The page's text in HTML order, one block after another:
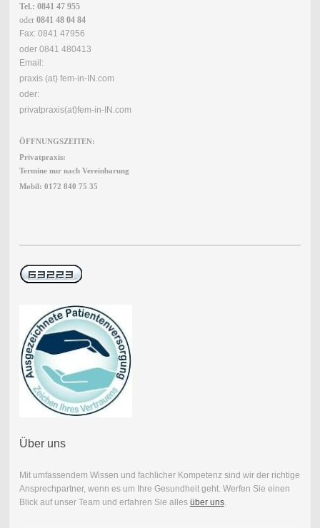
Tel.: 0841 47 955
oder 0841 48 04 84
Fax: 0841 47956
oder 0841 480413
Email:
praxis (at) fem-in-IN.com
oder:
privatpraxis(at)fem-in-IN.com
ÖFFNUNGSZEITEN:
Privatpraxis:
Termine nur nach Vereinbarung
Mobil: 0172 840 75 35
Über uns
Mit umfassendem Wissen und fachlicher Kompetenz sind wir der richtige
Ansprechpartner, wenn es um Ihre Gesundheit geht. Werfen Sie einen
Blick auf unser Team und erfahren Sie alles über uns.